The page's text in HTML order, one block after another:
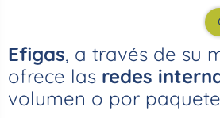
Efigas, a través de su
ofrece las redes
volumen o por